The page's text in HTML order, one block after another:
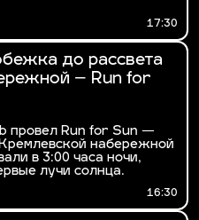
17:30
до рассвета
– Run for
провел Run for Sun —
набережной
в 3:00 часа ночи,
лучи солнца.
16:30